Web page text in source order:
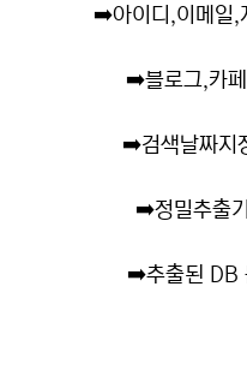
➡️아이디,이메일,
➡️블로그,카
➡️검색날짜지
➡️정밀추출
➡️추출된 DB